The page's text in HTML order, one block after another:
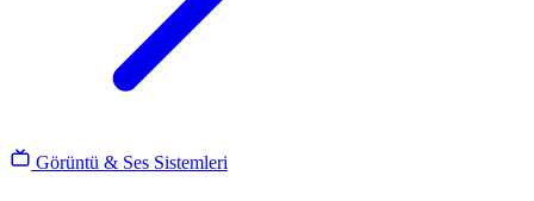
Görüntü & Ses Sistemleri